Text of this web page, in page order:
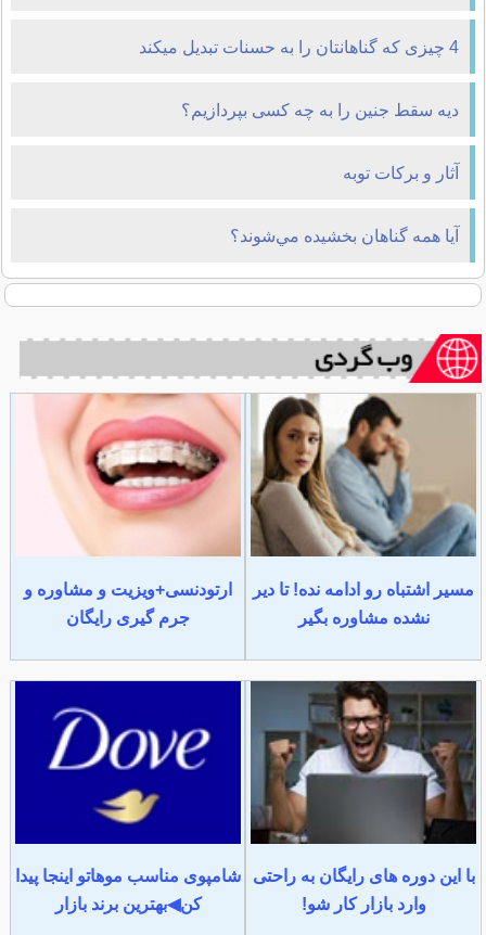
4 چیزی که گناهانتان را به حسنات تبدیل میکند
دیه سقط جنین را به چه کسی بپردازیم؟
آثار و برکات توبه
آیا همه گناهان بخشيده مي‌شوند؟
مسیر اشتباه رو ادامه نده! تا دیر
نشده مشاوره بگیر
ارتودنسی+ویزیت و مشاوره و
جرم گیری رایگان
با این دوره های رایگان به راحتی
وارد بازار کار شو!
شامپوی مناسب موهاتو اینجا پیدا
کن◀بهترین برند بازار